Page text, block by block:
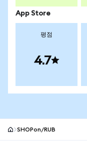
App Store
평점
4.7
SHOPon/RUB